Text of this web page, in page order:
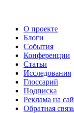
О проекте
Блоги
События
Конференции
Статьи
Исследования
Глоссарий
Подписка
Реклама на
Обратная связь